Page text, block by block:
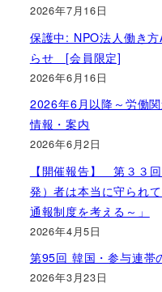
2026年7月16日
保護中: NPO法人働き
らせ [会員限定]
2026年6月16日
2026年6月以降～労働
情報・案内
2026年6月2日
【開催報告】 第３３
発）者は本当に守られ
通報制度を考える～」
2026年4月5日
第95回 韓国・参与連帯
2026年3月23日